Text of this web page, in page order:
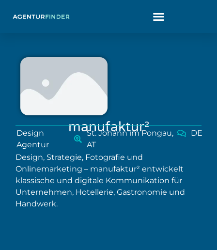
manufaktur²
Design
Agentur
St. Johann im Pongau,
AT
DE
Design, Strategie, Fotografie und
Onlinemarketing – manufaktur² entwickelt
klassische und digitale Kommunikation für
Unternehmen, Hotellerie, Gastronomie und
Handwerk.